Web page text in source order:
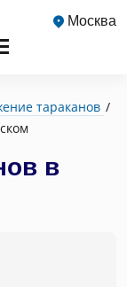
Москва
тараканов
в